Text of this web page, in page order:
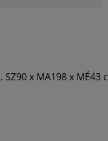
x MA198 x MÉ43